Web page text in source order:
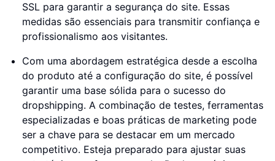
SSL para garantir a segurança do site. Essas
medidas são essenciais para transmitir confiança e
profissionalismo aos visitantes.
Com uma abordagem estratégica desde a escolha
do produto até a configuração do site, é possível
garantir uma base sólida para o sucesso do
dropshipping. A combinação de testes, ferramentas
especializadas e boas práticas de marketing pode
ser a chave para se destacar em um mercado
competitivo. Esteja preparado para ajustar suas